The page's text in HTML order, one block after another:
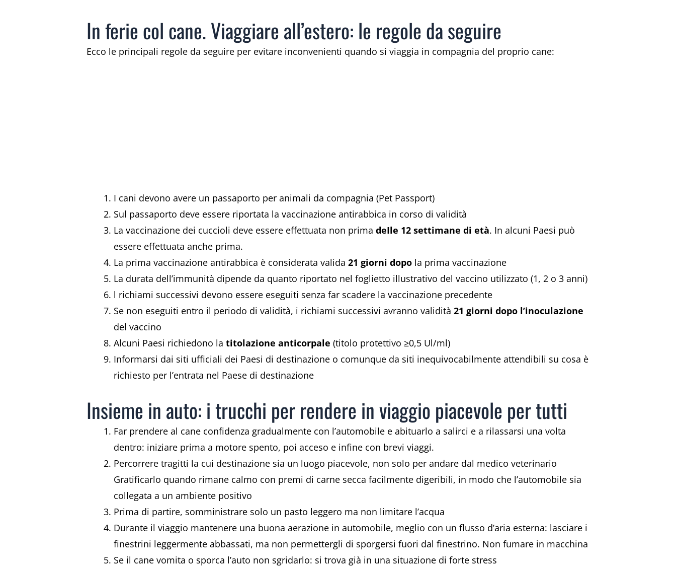
In ferie col cane. Viaggiare all’estero: le regole da seguire
Ecco le principali regole da seguire per evitare inconvenienti quando si viaggia in compagnia del proprio cane:
I cani devono avere un passaporto per animali da compagnia (Pet Passport)
Sul passaporto deve essere riportata la vaccinazione antirabbica in corso di validità
La vaccinazione dei cuccioli deve essere effettuata non prima deIle 12 settimane di età. In alcuni Paesi può
essere effettuata anche prima.
La prima vaccinazione antirabbica è considerata valida 21 giorni dopo la prima vaccinazione
La durata dell’immunità dipende da quanto riportato nel foglietto illustrativo del vaccino utilizzato (1, 2 o 3 anni)
l richiami successivi devono essere eseguiti senza far scadere la vaccinazione precedente
Se non eseguiti entro il periodo di validità, i richiami successivi avranno validità 21 giorni dopo l’inoculazione
del vaccino
Alcuni Paesi richiedono la titolazione anticorpale (titolo protettivo ≥0,5 Ul/ml)
Informarsi dai siti ufficiali dei Paesi di destinazione o comunque da siti inequivocabilmente attendibili su cosa è
richiesto per l’entrata nel Paese di destinazione
Insieme in auto: i trucchi per rendere in viaggio piacevole per tutti
Far prendere al cane confidenza gradualmente con l’automobile e abituarlo a salirci e a rilassarsi una volta
dentro: iniziare prima a motore spento, poi acceso e infine con brevi viaggi.
Percorrere tragitti la cui destinazione sia un luogo piacevole, non solo per andare dal medico veterinario
Gratificarlo quando rimane calmo con premi di carne secca facilmente digeribili, in modo che l’automobile sia
collegata a un ambiente positivo
Prima di partire, somministrare solo un pasto leggero ma non limitare l’acqua
Durante il viaggio mantenere una buona aerazione in automobile, meglio con un flusso d’aria esterna: lasciare i
finestrini leggermente abbassati, ma non permettergli di sporgersi fuori dal finestrino. Non fumare in macchina
Se il cane vomita o sporca l’auto non sgridarlo: si trova già in una situazione di forte stress